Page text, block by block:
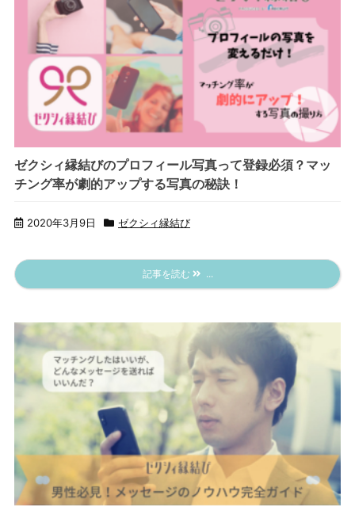
ゼクシィ縁結びのプロフィール写真って登録必須？マッ
チング率が劇的アップする写真の秘訣！
2020年3月9日 ゼクシィ縁結び
記事を読む ...